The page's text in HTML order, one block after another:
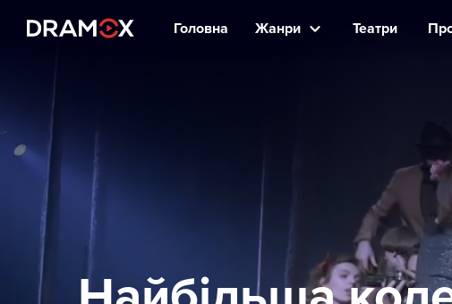
Головна Жанри Театри